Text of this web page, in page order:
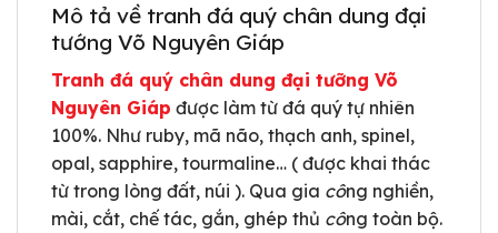
Mô tả về tranh đá quý chân dung đại
tướng Võ Nguyên Giáp
Tranh đá quý chân dung đại tưỡng Võ
Nguyên Giáp được làm từ đá quý tự nhiên
100%. Như ruby, mã não, thạch anh, spinel,
opal, sapphire, tourmaline… ( được khai thác
từ trong lòng đất, núi ). Qua gia công nghiền,
mài, cắt, chế tác, gắn, ghép thủ công toàn bộ.